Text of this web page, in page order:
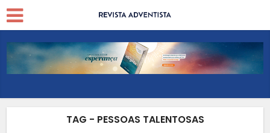
TAG - PESSOAS TALENTOSAS